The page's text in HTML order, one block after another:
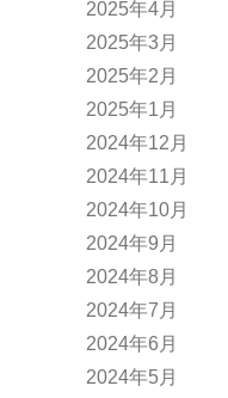
2025年4月
2025年3月
2025年2月
2025年1月
2024年12月
2024年11月
2024年10月
2024年9月
2024年8月
2024年7月
2024年6月
2024年5月